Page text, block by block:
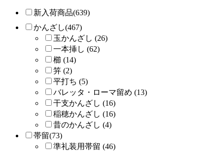
新入荷商品(639)
かんざし(467)
玉かんざし (26)
一本挿し (62)
櫛 (14)
笄 (2)
平打ち (5)
バレッタ・ローマ留め (13)
干支かんざし (16)
稲穂かんざし (16)
昔のかんざし (4)
帯留(73)
準礼装用帯留 (46)